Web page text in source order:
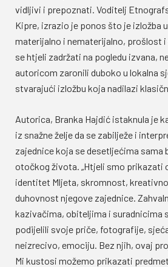
vidljivi i prepoznati. Voditelj
Kipre, izrazio je ponos što je izložba
materijalno i nematerijalno, prošlost
se htjeli zadržati na pogledu izvana,
autoricom zaronili duboko u lokalna
stvarajući izložbu koja nadilazi
Autorica, Branka Hajdić istaknula je
iz snažne želje da se zabilježe i
zajednice koja se desetljećima sama
otočkog života. „Htjeli smo prikazati
identitet Mljeta, skromnost,
duhovnost njegove zajednice.
kazivačima, obiteljima i suradnicima
podijelili svoje priče, fotografije,
neizrecivo, emociju. Bez njih, ovaj
Mi kustosi možemo prikazati